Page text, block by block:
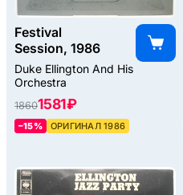
Festival
Session, 1986
Duke Ellington And His
Orchestra
18601581 ₽
–15% ОРИГИНАЛ 1986